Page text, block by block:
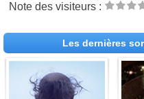
Note des visiteurs :
Les dernières